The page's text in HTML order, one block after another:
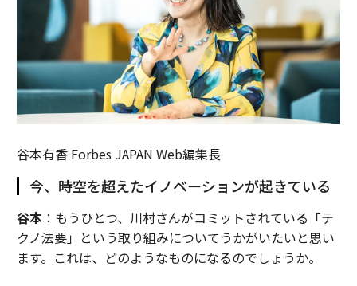
谷本有香 Forbes JAPAN Web編集長
今、時空を超えたイノベーションが起きている
谷本：もうひとつ、川村さんがコミットされている「テ
クノ法要」という取り組みについてうかがいたいと思い
ます。これは、どのようなものになるのでしょうか。